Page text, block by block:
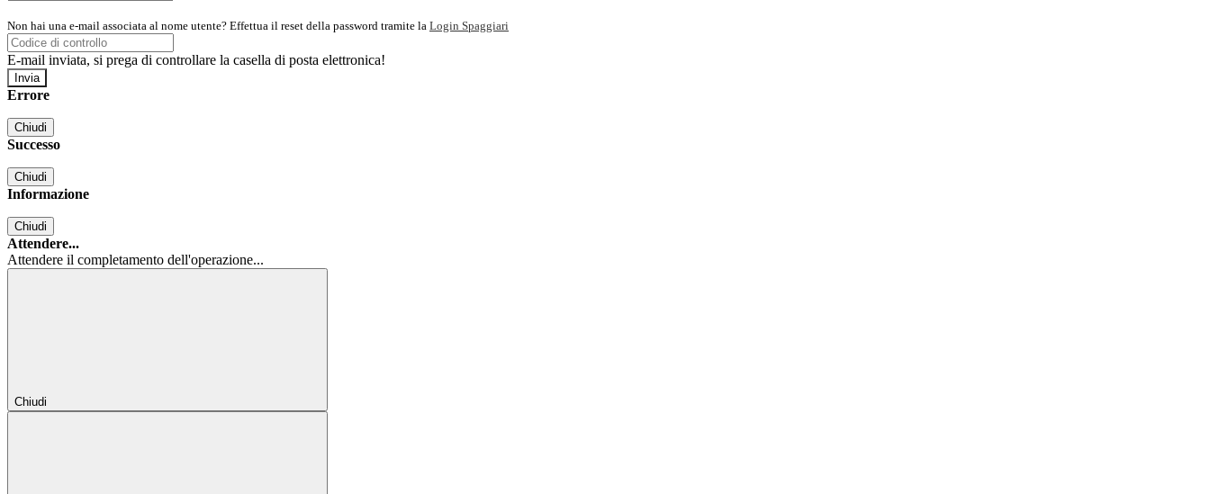
Non hai una e-mail associata al nome utente? Effettua il reset della password tramite la Login Spaggiari
E-mail inviata, si prega di controllare la casella di posta elettronica!
Errore
Chiudi
Successo
Chiudi
Informazione
Chiudi
Attendere...
Attendere il completamento dell'operazione...
Chiudi